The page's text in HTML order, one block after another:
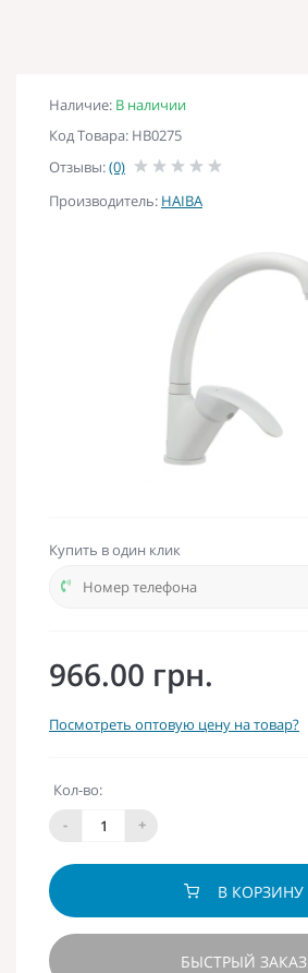
Наличие: В наличии
Код Товара: HB0275
Отзывы:(0)
Производитель: HAIBA
Купить в один клик
966.00 грн.
Посмотреть оптовую цену на товар?
Кол-во:
-
+
В КОРЗИНУ
БЫСТРЫЙ ЗАКАЗ